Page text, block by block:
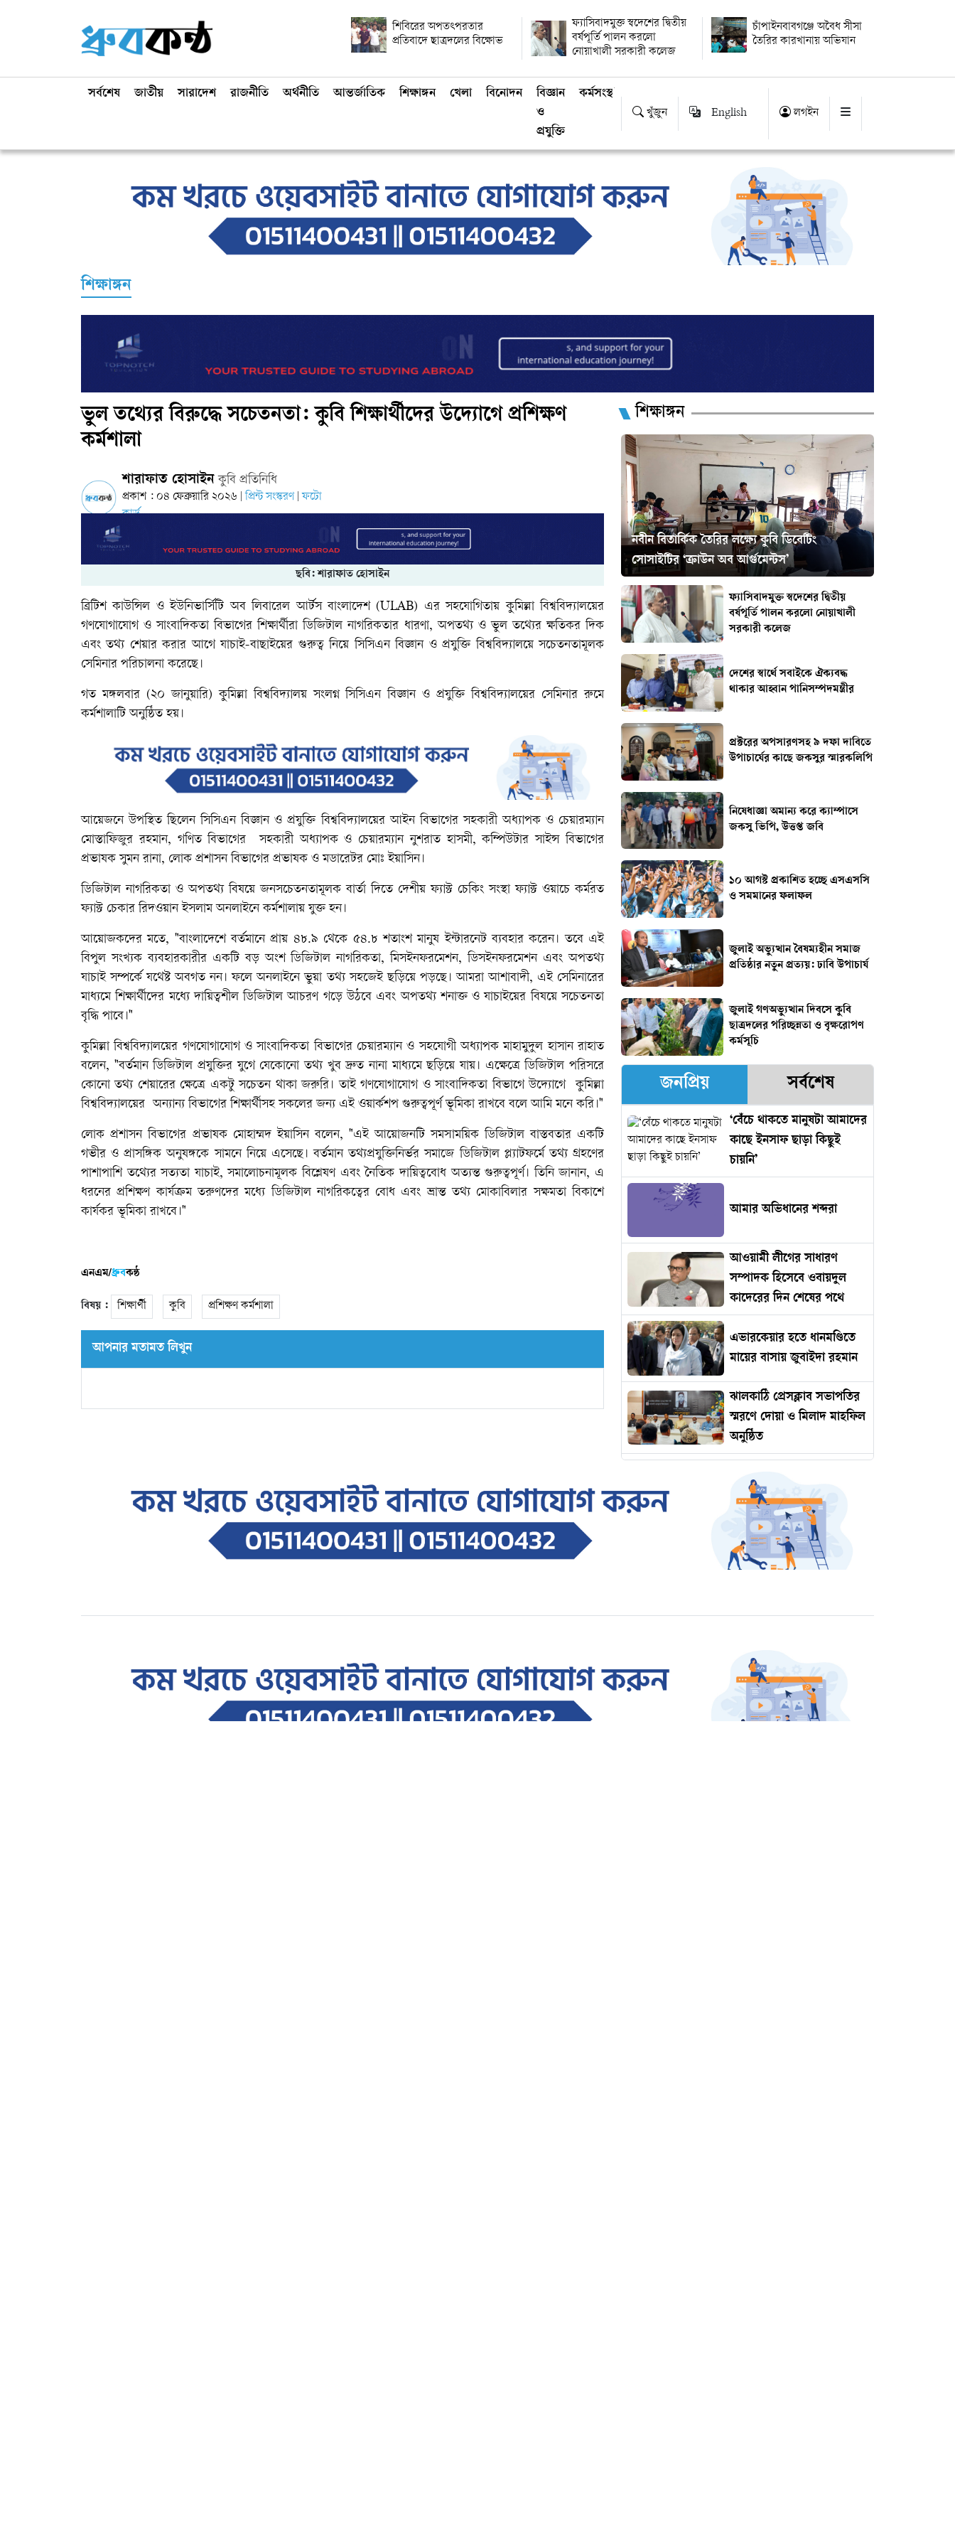
শিবিরের অপতৎপরতার
প্রতিবাদে ছাত্রদলের বিক্ষোভ
ফ্যাসিবাদমুক্ত স্বদেশের দ্বিতীয়
বর্ষপূর্তি পালন করলো
নোয়াখালী সরকারী কলেজ
চাঁপাইনবাবগঞ্জে অবৈধ সীসা
তৈরির কারখানায় অভিযান
সর্বশেষ জাতীয় সারাদেশ রাজনীতি অর্থনীতি আন্তর্জাতিক শিক্ষাঙ্গন খেলা বিনোদন
বিজ্ঞান
ও
প্রযুক্তি
কর্মসংস্থান
খুঁজুন English লগইন
শিক্ষাঙ্গন
ভুল তথ্যের বিরুদ্ধে সচেতনতা: কুবি শিক্ষার্থীদের উদ্যোগে প্রশিক্ষণ
কর্মশালা
শারাফাত হোসাইনকুবি প্রতিনিধি
প্রকাশ : ০৪ ফেব্রুয়ারি ২০২৬ প্রিন্ট সংস্করণ ফটো
কার্ড
ছবি: শারাফাত হোসাইন
ব্রিটিশ কাউন্সিল ও ইউনিভার্সিটি অব লিবারেল আর্টস বাংলাদেশ (ULAB) এর সহযোগিতায় কুমিল্লা বিশ্ববিদ্যালয়ের
গণযোগাযোগ ও সাংবাদিকতা বিভাগের শিক্ষার্থীরা ডিজিটাল নাগরিকতার ধারণা, অপতথ্য ও ভুল তথ্যের ক্ষতিকর দিক
এবং তথ্য শেয়ার করার আগে যাচাই-বাছাইয়ের গুরুত্ব নিয়ে সিসিএন বিজ্ঞান ও প্রযুক্তি বিশ্ববিদ্যালয়ে সচেতনতামূলক
সেমিনার পরিচালনা করেছে।
গত মঙ্গলবার (২০ জানুয়ারি) কুমিল্লা বিশ্ববিদ্যালয় সংলগ্ন সিসিএন বিজ্ঞান ও প্রযুক্তি বিশ্ববিদ্যালয়ের সেমিনার রুমে
কর্মশালাটি অনুষ্ঠিত হয়।
আয়েজনে উপস্থিত ছিলেন সিসিএন বিজ্ঞান ও প্রযুক্তি বিশ্ববিদ্যালয়ের আইন বিভাগের সহকারী অধ্যাপক ও চেয়ারম্যান
মোস্তাফিজুর রহমান, গণিত বিভাগের সহকারী অধ্যাপক ও চেয়ারম্যান নুশরাত হাসমী, কম্পিউটার সাইন্স বিভাগের
প্রভাষক সুমন রানা, লোক প্রশাসন বিভাগের প্রভাষক ও মডারেটর মোঃ ইয়াসিন।
ডিজিটাল নাগরিকতা ও অপতথ্য বিষয়ে জনসচেতনতামূলক বার্তা দিতে দেশীয় ফ্যাক্ট চেকিং সংস্থা ফ্যাক্ট ওয়াচে কর্মরত
ফ্যাক্ট চেকার রিদওয়ান ইসলাম অনলাইনে কর্মশালায় যুক্ত হন।
আয়োজকদের মতে, "বাংলাদেশে বর্তমানে প্রায় ৪৮.৯ থেকে ৫৪.৮ শতাংশ মানুষ ইন্টারনেট ব্যবহার করেন। তবে এই
বিপুল সংখ্যক ব্যবহারকারীর একটি বড় অংশ ডিজিটাল নাগরিকতা, মিসইনফরমেশন, ডিসইনফরমেশন এবং অপতথ্য
যাচাই সম্পর্কে যথেষ্ট অবগত নন। ফলে অনলাইনে ভুয়া তথ্য সহজেই ছড়িয়ে পড়ছে। আমরা আশাবাদী, এই সেমিনারের
মাধ্যমে শিক্ষার্থীদের মধ্যে দায়িত্বশীল ডিজিটাল আচরণ গড়ে উঠবে এবং অপতথ্য শনাক্ত ও যাচাইয়ের বিষয়ে সচেতনতা
বৃদ্ধি পাবে।"
কুমিল্লা বিশ্ববিদ্যালয়ের গণযোগাযোগ ও সাংবাদিকতা বিভাগের চেয়ারম্যান ও সহযোগী অধ্যাপক মাহামুদুল হাসান রাহাত
বলেন, "বর্তমান ডিজিটাল প্রযুক্তির যুগে যেকোনো তথ্য খুব দ্রুত নানা মাধ্যমে ছড়িয়ে যায়। এক্ষেত্রে ডিজিটাল পরিসরে
কোনো তথ্য শেয়ারের ক্ষেত্রে একটু সচেতন থাকা জরুরি। তাই গণযোগাযোগ ও সাংবাদিকতা বিভাগে উদ্যোগে কুমিল্লা
বিশ্ববিদ্যালয়ের অন্যান্য বিভাগের শিক্ষার্থীসহ সকলের জন্য এই ওয়ার্কশপ গুরুত্বপূর্ণ ভূমিকা রাখবে বলে আমি মনে করি।"
লোক প্রশাসন বিভাগের প্রভাষক মোহাম্মদ ইয়াসিন বলেন, "এই আয়োজনটি সমসাময়িক ডিজিটাল বাস্তবতার একটি
গভীর ও প্রাসঙ্গিক অনুষঙ্গকে সামনে নিয়ে এসেছে। বর্তমান তথ্যপ্রযুক্তিনির্ভর সমাজে ডিজিটাল প্ল্যাটফর্মে তথ্য গ্রহণের
পাশাপাশি তথ্যের সত্যতা যাচাই, সমালোচনামূলক বিশ্লেষণ এবং নৈতিক দায়িত্ববোধ অত্যন্ত গুরুত্বপূর্ণ। তিনি জানান, এ
ধরনের প্রশিক্ষণ কার্যক্রম তরুণদের মধ্যে ডিজিটাল নাগরিকত্বের বোধ এবং ভ্রান্ত তথ্য মোকাবিলার সক্ষমতা বিকাশে
কার্যকর ভূমিকা রাখবে।"
এনএম/ধ্রুবকন্ঠ
বিষয় : শিক্ষার্থী কুবি প্রশিক্ষণ কর্মশালা
আপনার মতামত লিখুন
শিক্ষাঙ্গন
নবীন বিতার্কিক তৈরির লক্ষ্যে কুবি ডিবেটিং
সোসাইটির ‘ক্রাউন অব আর্গুমেন্টস’
ফ্যাসিবাদমুক্ত স্বদেশের দ্বিতীয়
বর্ষপূর্তি পালন করলো নোয়াখালী
সরকারী কলেজ
দেশের স্বার্থে সবাইকে ঐক্যবদ্ধ
থাকার আহ্বান পানিসম্পদমন্ত্রীর
প্রক্টরের অপসারণসহ ৯ দফা দাবিতে
উপাচার্যের কাছে জকসুর স্মারকলিপি
নিষেধাজ্ঞা অমান্য করে ক্যাম্পাসে
জকসু ভিপি, উত্তপ্ত জবি
১০ আগস্ট প্রকাশিত হচ্ছে এসএসসি
ও সমমানের ফলাফল
জুলাই অভ্যুত্থান বৈষম্যহীন সমাজ
প্রতিষ্ঠার নতুন প্রত্যয়: ঢাবি উপাচার্য
জুলাই গণঅভ্যুত্থান দিবসে কুবি
ছাত্রদলের পরিচ্ছন্নতা ও বৃক্ষরোপণ
কর্মসূচি
জনপ্রিয় সর্বশেষ
‘বেঁচে থাকতে মানুষটা আমাদের
কাছে ইনসাফ ছাড়া কিছুই
চায়নি’
আমার অভিধানের শব্দরা
আওয়ামী লীগের সাধারণ
সম্পাদক হিসেবে ওবায়দুল
কাদেরের দিন শেষের পথে
এভারকেয়ার হতে ধানমণ্ডিতে
মায়ের বাসায় জুবাইদা রহমান
ঝালকাঠি প্রেসক্লাব সভাপতির
স্মরণে দোয়া ও মিলাদ মাহফিল
অনুষ্ঠিত
রোমানিয়ায় পাঠানোর নামে
কোটি টাকার প্রতারণা
ইমামকে মারধরের অভিযোগে
ঝালকাঠিতে বিএনপি নেতার
ওসমান হাদি হত্যার বিচার
দাবিতে উত্তাল শাহবাগ